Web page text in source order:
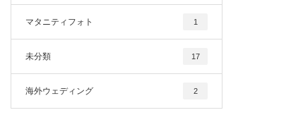
マタニティフォト 1
未分類 17
海外ウェディング 2